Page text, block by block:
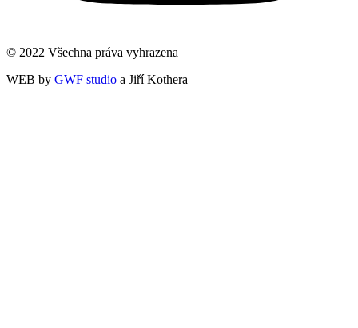
© 2022 Všechna práva vyhrazena
WEB by GWF studio a Jiří Kothera